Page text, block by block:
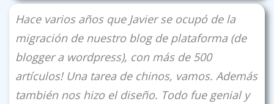
Hace varios años que Javier se ocupó de la
migración de nuestro blog de plataforma (de
blogger a wordpress), con más de 500
artículos! Una tarea de chinos, vamos. Además
también nos hizo el diseño. Todo fue genial y